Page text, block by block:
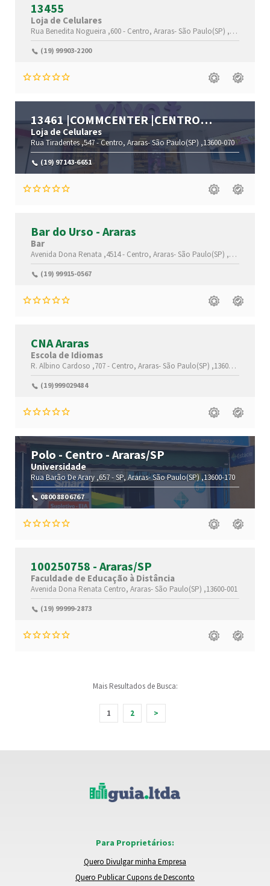
13455
Loja de Celulares
Rua Benedita Nogueira ,600 - Centro, Araras-São Paulo(SP) ,13600-120
(19) 99903-2200
13461 |COMMCENTER |CENTRO
|ARARAS |SP
Loja de Celulares
Rua Tiradentes ,547 -Centro, Araras-São Paulo(SP) ,13600-070
(19) 97143-6651
Bar do Urso - Araras
Bar
Avenida Dona Renata ,4514 - Centro, Araras-São Paulo(SP) ,13600-515
(19) 99915-0567
CNA Araras
Escola de Idiomas
R. Albino Cardoso ,707 - Centro, Araras-São Paulo(SP) ,13600150
(19)999029484
Polo - Centro - Araras/SP
Universidade
Rua Barão De Arary ,657 -SP, Araras-São Paulo(SP) ,13600-170
0800 880 6767
100250758 - Araras/SP
Faculdade de Educação à Distância
Avenida Dona Renata Centro, Araras-São Paulo(SP) ,13600-001
(19) 99999-2873
Mais Resultados de Busca:
1 2 >
Para Proprietários:
Quero Divulgar minha Empresa
Quero Publicar Cupons de Desconto